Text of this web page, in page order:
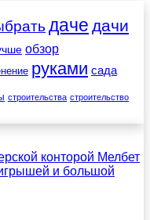
даче дачи
обзор
руками сада
строительства строительство
конторой Мелбет
и большой